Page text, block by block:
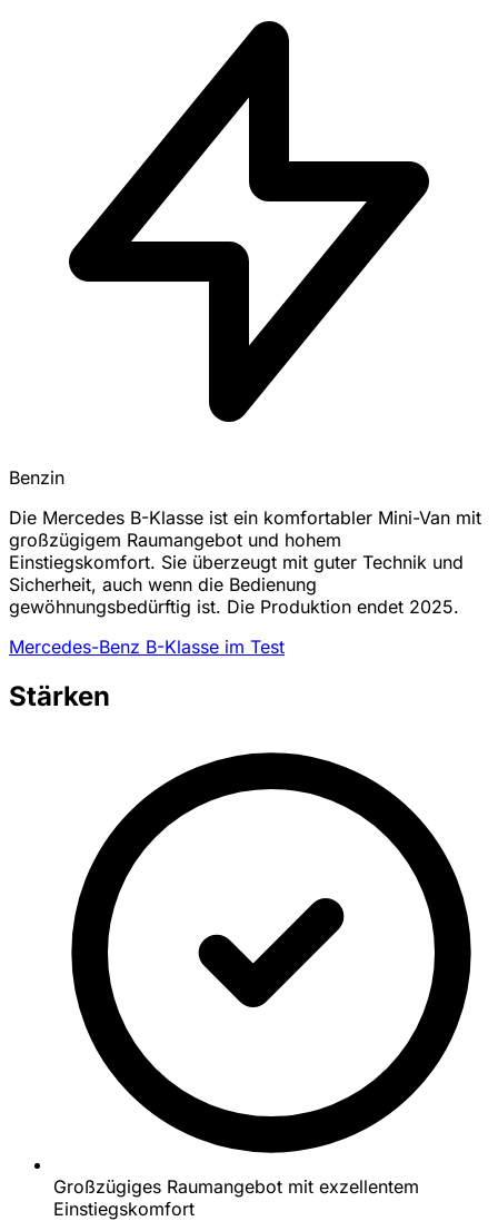
Benzin
Die Mercedes B-Klasse ist ein komfortabler Mini-Van mit
großzügigem Raumangebot und hohem
Einstiegskomfort. Sie überzeugt mit guter Technik und
Sicherheit, auch wenn die Bedienung
gewöhnungsbedürftig ist. Die Produktion endet 2025.
Mercedes-Benz B-Klasse im Test
Stärken
Großzügiges Raumangebot mit exzellentem
Einstiegskomfort